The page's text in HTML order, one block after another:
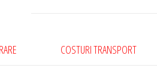
COSTURI TRANSPORT